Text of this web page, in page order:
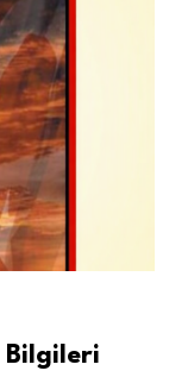
Bilgileri